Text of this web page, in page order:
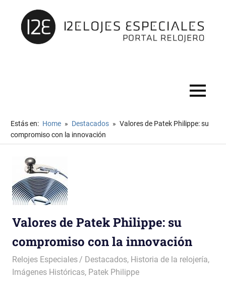
Saltar
contenido
MENÚ
Estás en: Home Destacados
Valores de Patek Philippe: su
compromiso con la innovación
Valores de Patek Philippe: su
compromiso con la innovación
4 mayo, 2018
Relojes Especiales Destacados, Historia de la relojería,
Imágenes Históricas, Patek Philippe